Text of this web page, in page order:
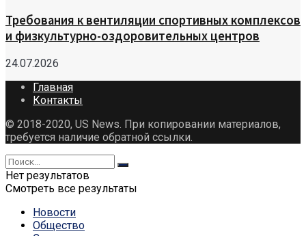
Требования к вентиляции спортивных комплексов
и физкультурно-оздоровительных центров
24.07.2026
Главная
Контакты
© 2018-2020, US News. При копировании материалов,
требуется наличие обратной ссылки.
Нет результатов
Смотреть все результаты
Новости
Общество